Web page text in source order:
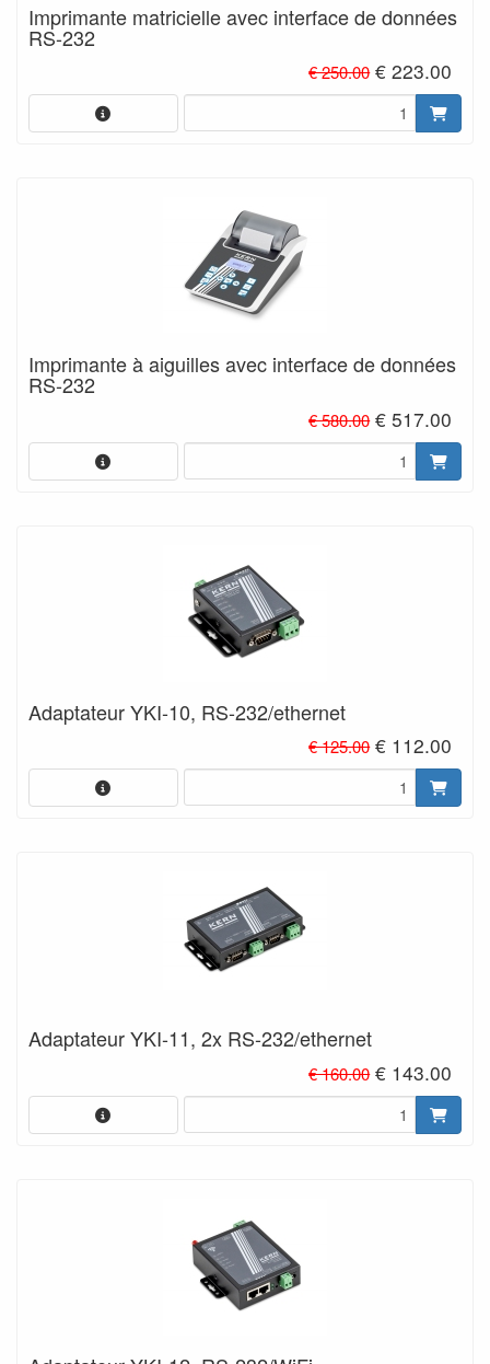
Imprimante matricielle avec interface de données
RS-232
€ 250.00€ 223.00
Imprimante à aiguilles avec interface de données
RS-232
€ 580.00€ 517.00
Adaptateur YKI-10, RS-232/ethernet
€ 125.00€ 112.00
Adaptateur YKI-11, 2x RS-232/ethernet
€ 160.00€ 143.00